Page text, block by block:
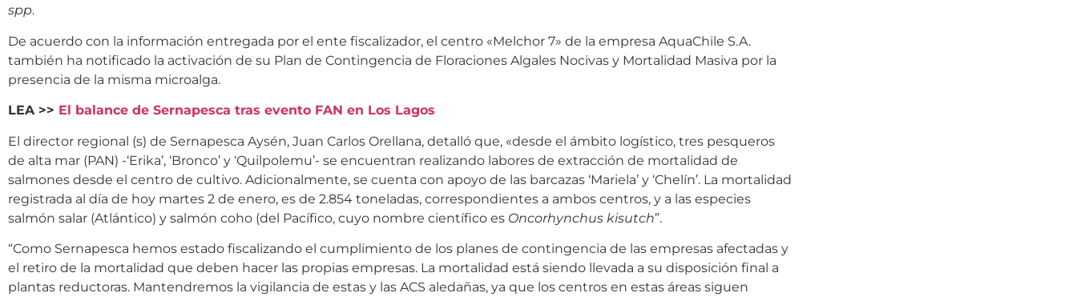
spp.
De acuerdo con la información entregada por el ente fiscalizador, el centro «Melchor 7» de la empresa AquaChile S.A.
también ha notificado la activación de su Plan de Contingencia de Floraciones Algales Nocivas y Mortalidad Masiva por la
presencia de la misma microalga.
LEA >> El balance de Sernapesca tras evento FAN en Los Lagos
El director regional (s) de Sernapesca Aysén, Juan Carlos Orellana, detalló que, «desde el ámbito logístico, tres pesqueros
de alta mar (PAN) -‘Erika’, ‘Bronco’ y ‘Quilpolemu’- se encuentran realizando labores de extracción de mortalidad de
salmones desde el centro de cultivo. Adicionalmente, se cuenta con apoyo de las barcazas ‘Mariela’ y ‘Chelín’. La mortalidad
registrada al día de hoy martes 2 de enero, es de 2.854 toneladas, correspondientes a ambos centros, y a las especies
salmón salar (Atlántico) y salmón coho (del Pacífico, cuyo nombre científico es Oncorhynchus kisutch”.
“Como Sernapesca hemos estado fiscalizando el cumplimiento de los planes de contingencia de las empresas afectadas y
el retiro de la mortalidad que deben hacer las propias empresas. La mortalidad está siendo llevada a su disposición final a
plantas reductoras. Mantendremos la vigilancia de estas y las ACS aledañas, ya que los centros en estas áreas siguen